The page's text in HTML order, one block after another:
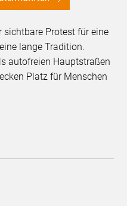
sichtbare Protest für eine
lange Tradition.
autofreien Hauptstraßen
Platz für Menschen